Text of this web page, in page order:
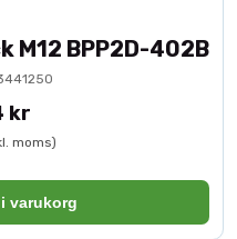
M12 BPP2D-402B
kr
moms)
varukorg